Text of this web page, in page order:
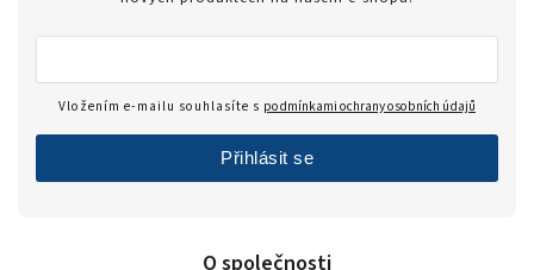
O společnosti
Vložením e-mailu souhlasíte s podmínkami ochrany osobních údajů
Přihlásit se